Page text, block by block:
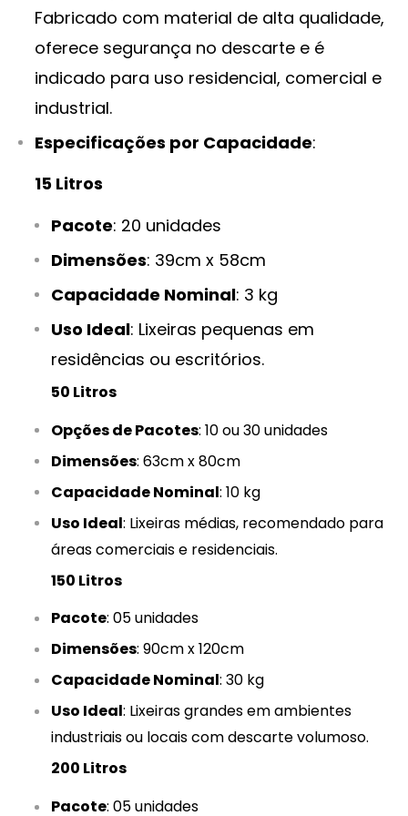
Fabricado com material de alta qualidade,
oferece segurança no descarte e é
indicado para uso residencial, comercial e
industrial.
Especificações por Capacidade:
15 Litros
Pacote: 20 unidades
Dimensões: 39cm x 58cm
Capacidade Nominal: 3 kg
Uso Ideal: Lixeiras pequenas em
residências ou escritórios.
50 Litros
Opções de Pacotes: 10 ou 30 unidades
Dimensões: 63cm x 80cm
Capacidade Nominal: 10 kg
Uso Ideal: Lixeiras médias, recomendado para
áreas comerciais e residenciais.
150 Litros
Pacote: 05 unidades
Dimensões: 90cm x 120cm
Capacidade Nominal: 30 kg
Uso Ideal: Lixeiras grandes em ambientes
industriais ou locais com descarte volumoso.
200 Litros
Pacote: 05 unidades